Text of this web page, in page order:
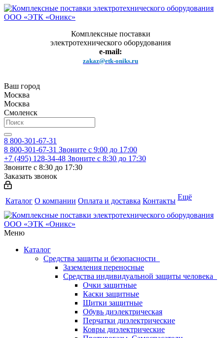
Комплексные поставки
электротехнического оборудования
e-mail:
zakaz@etk-oniks.ru
Ваш город
Москва
Москва
Смоленск
8 800-301-67-31
8 800-301-67-31 Звоните с 9:00 до 17:00
+7 (495) 128-34-48 Звоните с 8:30 до 17:30
Звоните с 8:30 до 17:30
Заказать звонок
Каталог О компании Оплата и доставка Контакты Ещё
Меню
Каталог
Средства защиты и безопасности
Заземления переносные
Средства индивидуальной защиты человека
Очки защитные
Каски защитные
Щитки защитные
Обувь диэлектрическая
Перчатки диэлектрические
Ковры диэлектрические